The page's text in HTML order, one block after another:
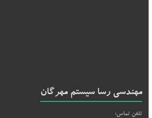
مهندسی رسا سیستم مهرگان
تلفن تماس: